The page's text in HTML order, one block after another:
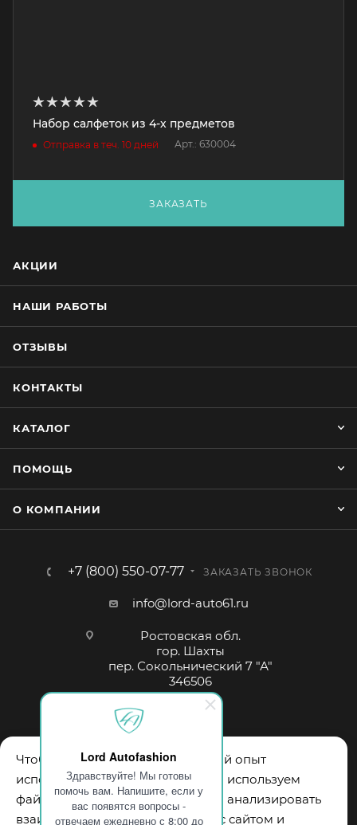
Lord Autofashion
Здравствуйте! Мы готовы
помочь вам. Напишите, если у
вас появятся вопросы -
отвечаем ежедневно с 8:00 до
Набор салфеток из 4-х предметов
Отправка в теч. 10 дней Арт.: 630004
ЗАКАЗАТЬ
АКЦИИ
НАШИ РАБОТЫ
ОТЗЫВЫ
КОНТАКТЫ
КАТАЛОГ
ПОМОЩЬ
О КОМПАНИИ
+7 (800) 550-07-77 ЗАКАЗАТЬ ЗВОНОК
info@lord-auto61.ru
Ростовская обл.
гор. Шахты
пер. Сокольнический 7 "А"
346506
2026 © "Lord Autofashion™" Авточехлы и аксессуары. Все
Чтобы обеспечить вам наилучший опыт
использования нашего сайта, мы используем
файлы cookie. Они помогают нам анализировать
взаимодействие пользователей с сайтом и